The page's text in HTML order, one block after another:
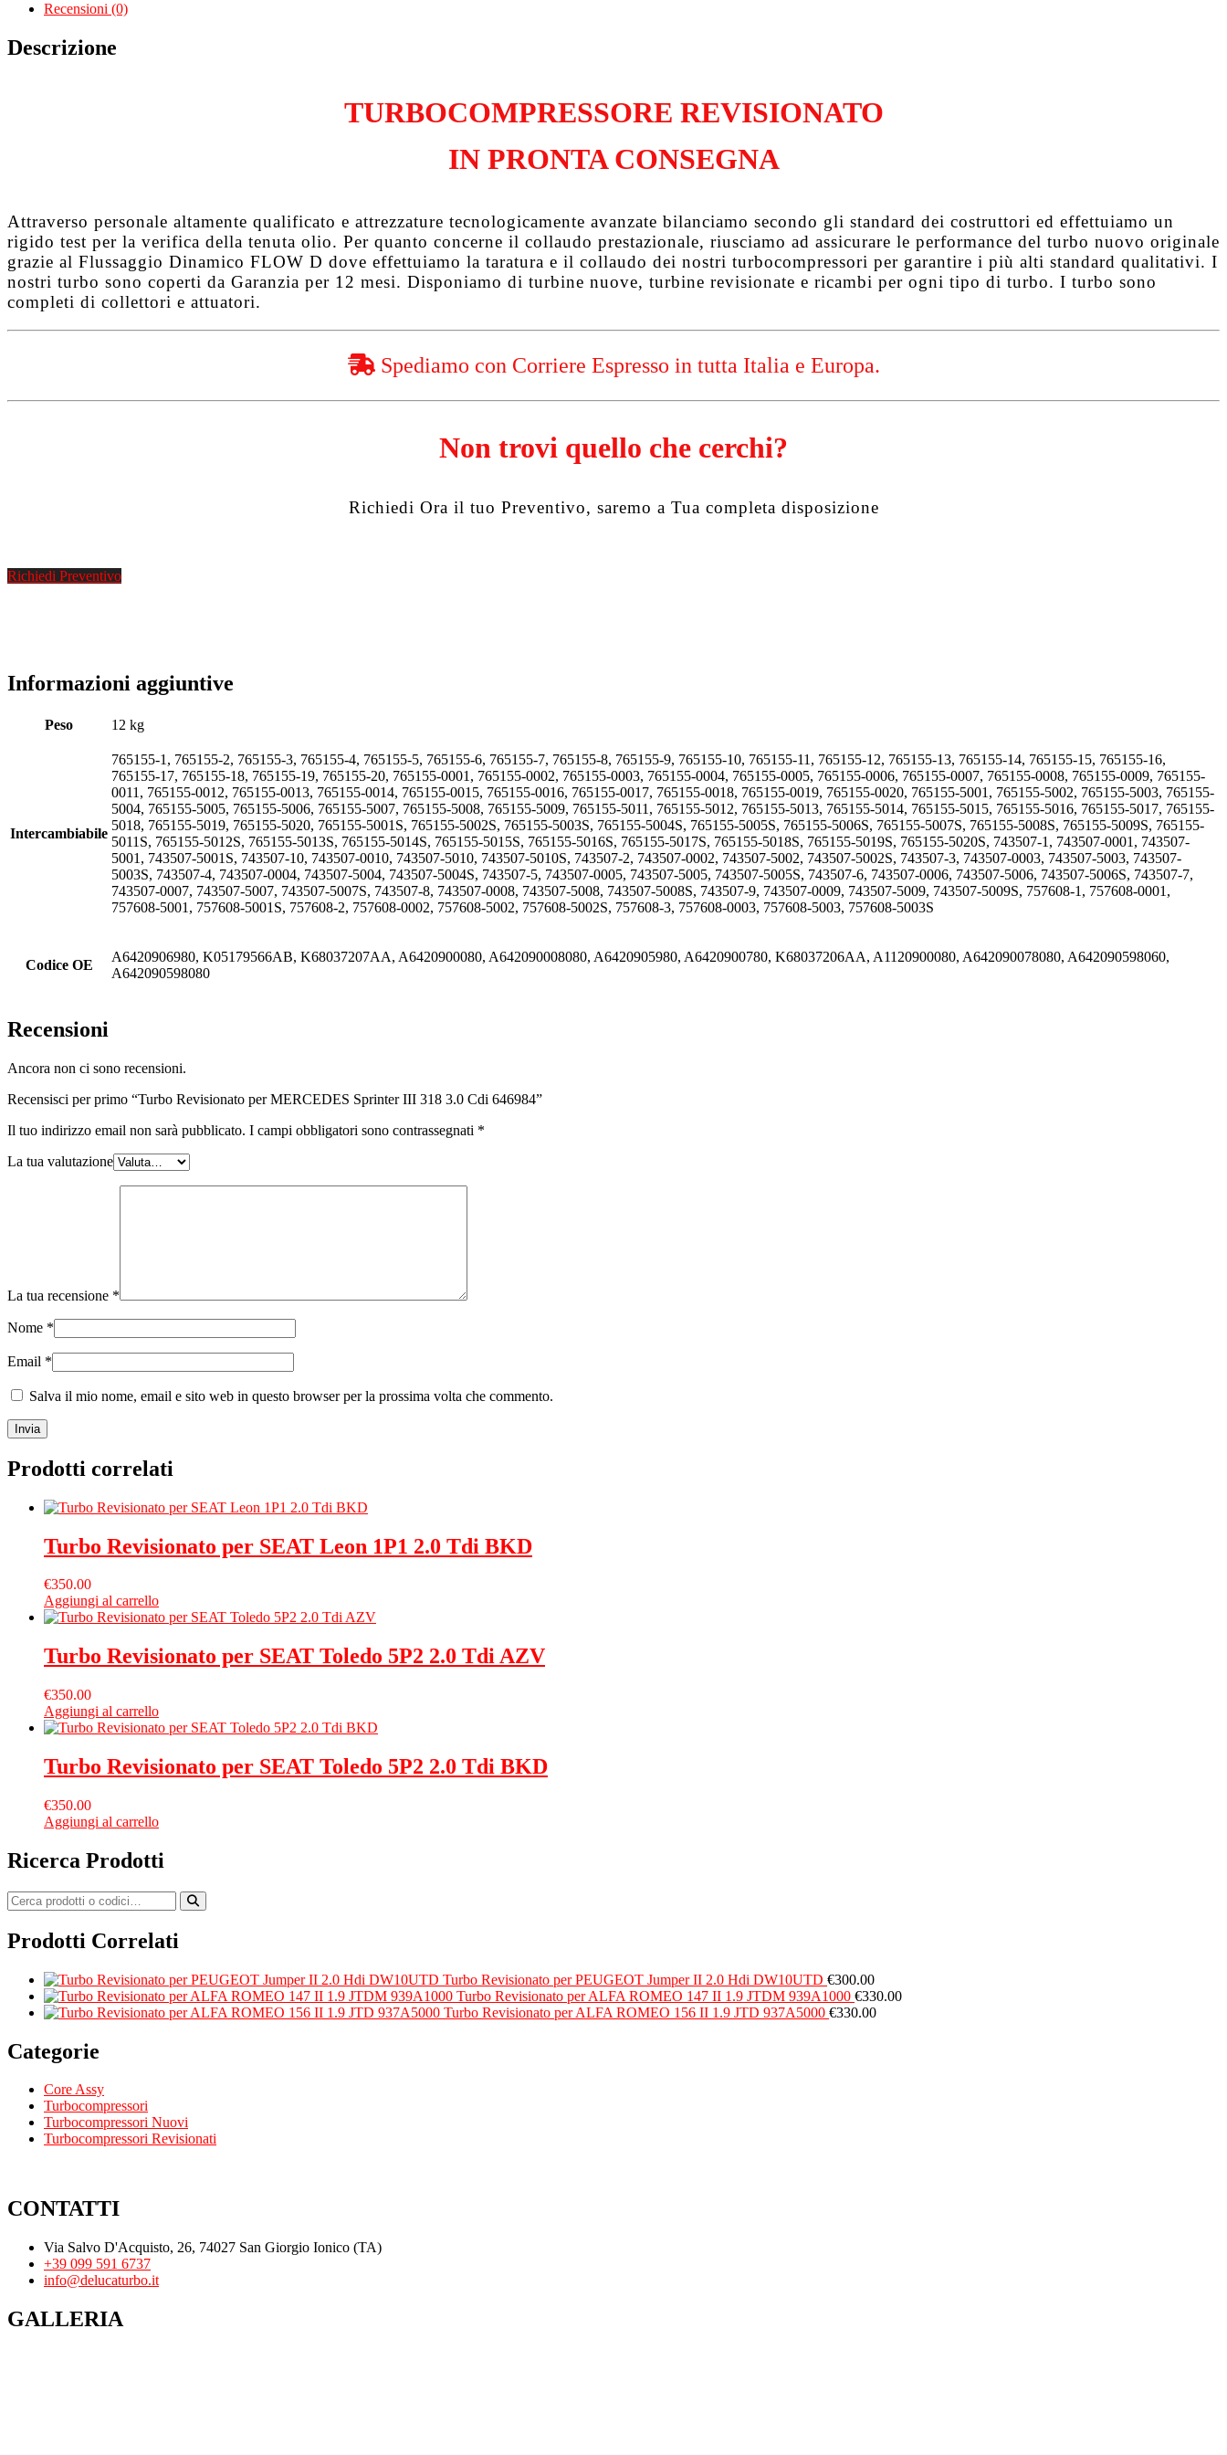
Cdi
646984
Recensioni (0)
Descrizione
TURBOCOMPRESSORE REVISIONATO
IN PRONTA CONSEGNA
Attraverso personale altamente qualificato e attrezzature tecnologicamente avanzate bilanciamo secondo gli standard dei costruttori ed effettuiamo un
rigido test per la verifica della tenuta olio. Per quanto concerne il collaudo prestazionale, riusciamo ad assicurare le performance del turbo nuovo originale
grazie al Flussaggio Dinamico FLOW D dove effettuiamo la taratura e il collaudo dei nostri turbocompressori per garantire i più alti standard qualitativi. I
nostri turbo sono coperti da Garanzia per 12 mesi. Disponiamo di turbine nuove, turbine revisionate e ricambi per ogni tipo di turbo. I turbo sono
completi di collettori e attuatori.
Spediamo con Corriere Espresso in tutta Italia e Europa.
Non trovi quello che cerchi?
Richiedi Ora il tuo Preventivo, saremo a Tua completa disposizione
Richiedi Preventivo
Informazioni aggiuntive
Peso 12 kg
Intercambiabile
765155-1, 765155-2, 765155-3, 765155-4, 765155-5, 765155-6, 765155-7, 765155-8, 765155-9, 765155-10, 765155-11, 765155-12, 765155-13, 765155-14, 765155-15, 765155-16,
765155-17, 765155-18, 765155-19, 765155-20, 765155-0001, 765155-0002, 765155-0003, 765155-0004, 765155-0005, 765155-0006, 765155-0007, 765155-0008, 765155-0009, 765155-
0011, 765155-0012, 765155-0013, 765155-0014, 765155-0015, 765155-0016, 765155-0017, 765155-0018, 765155-0019, 765155-0020, 765155-5001, 765155-5002, 765155-5003, 765155-
5004, 765155-5005, 765155-5006, 765155-5007, 765155-5008, 765155-5009, 765155-5011, 765155-5012, 765155-5013, 765155-5014, 765155-5015, 765155-5016, 765155-5017, 765155-
5018, 765155-5019, 765155-5020, 765155-5001S, 765155-5002S, 765155-5003S, 765155-5004S, 765155-5005S, 765155-5006S, 765155-5007S, 765155-5008S, 765155-5009S, 765155-
5011S, 765155-5012S, 765155-5013S, 765155-5014S, 765155-5015S, 765155-5016S, 765155-5017S, 765155-5018S, 765155-5019S, 765155-5020S, 743507-1, 743507-0001, 743507-
5001, 743507-5001S, 743507-10, 743507-0010, 743507-5010, 743507-5010S, 743507-2, 743507-0002, 743507-5002, 743507-5002S, 743507-3, 743507-0003, 743507-5003, 743507-
5003S, 743507-4, 743507-0004, 743507-5004, 743507-5004S, 743507-5, 743507-0005, 743507-5005, 743507-5005S, 743507-6, 743507-0006, 743507-5006, 743507-5006S, 743507-7,
743507-0007, 743507-5007, 743507-5007S, 743507-8, 743507-0008, 743507-5008, 743507-5008S, 743507-9, 743507-0009, 743507-5009, 743507-5009S, 757608-1, 757608-0001,
757608-5001, 757608-5001S, 757608-2, 757608-0002, 757608-5002, 757608-5002S, 757608-3, 757608-0003, 757608-5003, 757608-5003S
Codice OE
A6420906980, K05179566AB, K68037207AA, A6420900080, A642090008080, A6420905980, A6420900780, K68037206AA, A1120900080, A642090078080, A642090598060,
A642090598080
Recensioni
Ancora non ci sono recensioni.
Recensisci per primo “Turbo Revisionato per MERCEDES Sprinter III 318 3.0 Cdi 646984”
Il tuo indirizzo email non sarà pubblicato. I campi obbligatori sono contrassegnati *
La tua valutazione
La tua recensione *
Nome *
Email *
Salva il mio nome, email e sito web in questo browser per la prossima volta che commento.
Prodotti correlati
Turbo Revisionato per SEAT Leon 1P1 2.0 Tdi BKD
€350.00
Aggiungi al carrello
Turbo Revisionato per SEAT Toledo 5P2 2.0 Tdi AZV
€350.00
Aggiungi al carrello
Turbo Revisionato per SEAT Toledo 5P2 2.0 Tdi BKD
€350.00
Aggiungi al carrello
Ricerca Prodotti
Prodotti Correlati
Turbo Revisionato per PEUGEOT Jumper II 2.0 Hdi DW10UTD €300.00
Turbo Revisionato per ALFA ROMEO 147 II 1.9 JTDM 939A1000 €330.00
Turbo Revisionato per ALFA ROMEO 156 II 1.9 JTD 937A5000 €330.00
Categorie
Core Assy
Turbocompressori
Turbocompressori Nuovi
Turbocompressori Revisionati
CONTATTI
Via Salvo D'Acquisto, 26, 74027 San Giorgio Ionico (TA)
+39 099 591 6737
info@delucaturbo.it
GALLERIA